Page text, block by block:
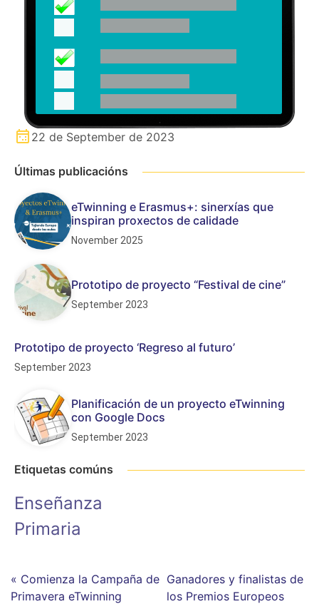
22 de September de 2023
Últimas publicacións
eTwinning e Erasmus+: sinerxías que
inspiran proxectos de calidade
November 2025
Prototipo de proyecto “Festival de cine”
September 2023
Prototipo de proyecto ‘Regreso al futuro’
September 2023
Planificación de un proyecto eTwinning
con Google Docs
September 2023
Etiquetas comúns
Enseñanza
Primaria
« Comienza la Campaña de
Primavera eTwinning
Ganadores y finalistas de
los Premios Europeos